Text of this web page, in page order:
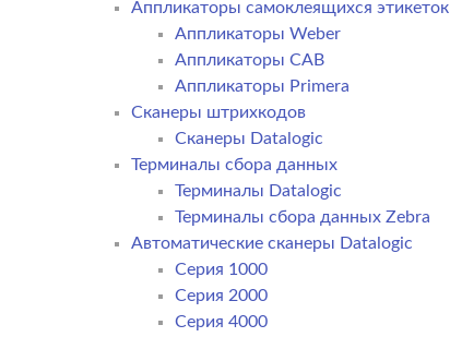
Аппликаторы самоклеящихся этикеток
Аппликаторы Weber
Аппликаторы CAB
Аппликаторы Primera
Сканеры штрихкодов
Сканеры Datalogic
Терминалы сбора данных
Терминалы Datalogic
Терминалы сбора данных Zebra
Автоматические сканеры Datalogic
Серия 1000
Серия 2000
Серия 4000